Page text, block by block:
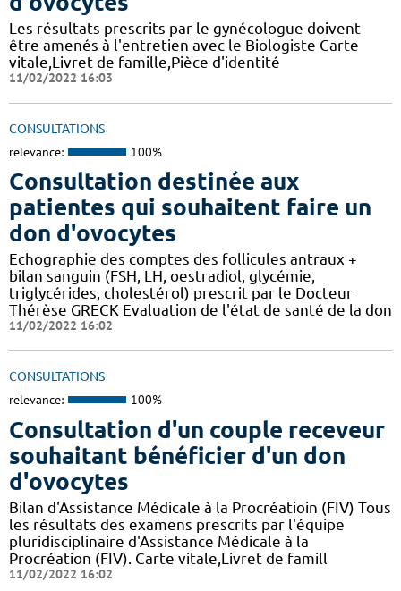
Les résultats prescrits par le gynécologue doivent
être amenés à l'entretien avec le Biologiste Carte
vitale,Livret de famille,Pièce d'identité
11/02/2022 16:03
CONSULTATIONS
relevance: 100%
Consultation destinée aux
patientes qui souhaitent faire un
don d'ovocytes
Echographie des comptes des follicules antraux +
bilan sanguin (FSH, LH, oestradiol, glycémie,
triglycérides, cholestérol) prescrit par le Docteur
Thérèse GRECK Evaluation de l'état de santé de la don
11/02/2022 16:02
CONSULTATIONS
relevance: 100%
Consultation d'un couple receveur
souhaitant bénéficier d'un don
d'ovocytes
Bilan d'Assistance Médicale à la Procréatioin (FIV) Tous
les résultats des examens prescrits par l'équipe
pluridisciplinaire d'Assistance Médicale à la
Procréation (FIV). Carte vitale,Livret de famill
11/02/2022 16:02